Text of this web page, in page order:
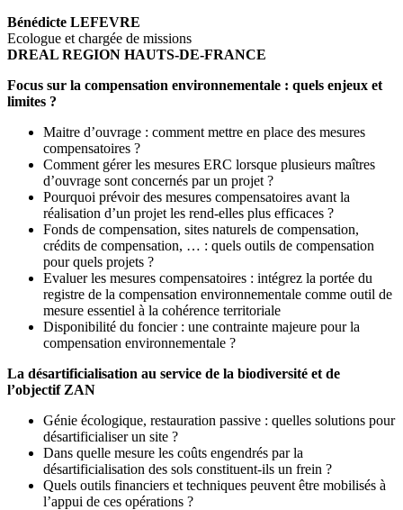
Bénédicte LEFEVRE
Ecologue et chargée de missions
DREAL REGION HAUTS-DE-FRANCE
Focus sur la compensation environnementale : quels enjeux et
limites ?
Maitre d’ouvrage : comment mettre en place des mesures
compensatoires ?
Comment gérer les mesures ERC lorsque plusieurs maîtres
d’ouvrage sont concernés par un projet ?
Pourquoi prévoir des mesures compensatoires avant la
réalisation d’un projet les rend-elles plus efficaces ?
Fonds de compensation, sites naturels de compensation,
crédits de compensation, … : quels outils de compensation
pour quels projets ?
Evaluer les mesures compensatoires : intégrez la portée du
registre de la compensation environnementale comme outil de
mesure essentiel à la cohérence territoriale
Disponibilité du foncier : une contrainte majeure pour la
compensation environnementale ?
La désartificialisation au service de la biodiversité et de
l’objectif ZAN
Génie écologique, restauration passive : quelles solutions pour
désartificialiser un site ?
Dans quelle mesure les coûts engendrés par la
désartificialisation des sols constituent-ils un frein ?
Quels outils financiers et techniques peuvent être mobilisés à
l’appui de ces opérations ?